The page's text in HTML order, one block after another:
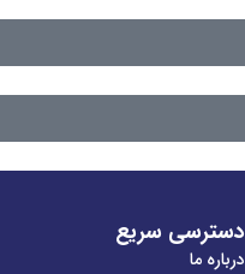
دسترسی سریع
درباره ما